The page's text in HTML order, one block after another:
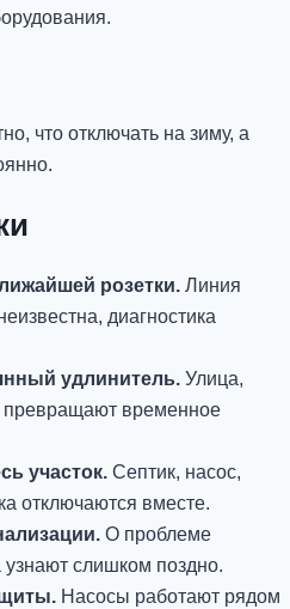
что отключать на зиму, а
розетки. Линия
диагностика
удлинитель. Улица,
превращают временное
участок. Септик, насос,
отключаются вместе.
О проблеме
слишком поздно.
Насосы работают рядом